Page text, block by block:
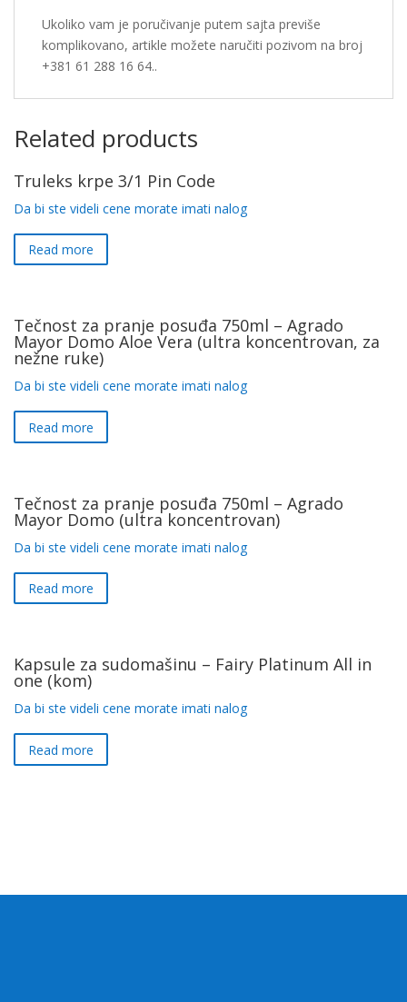
Ukoliko vam je poručivanje putem sajta previše
komplikovano, artikle možete naručiti pozivom na broj
+381 61 288 16 64..
Related products
Truleks krpe 3/1 Pin Code
Da bi ste videli cene morate imati nalog
Read more
Tečnost za pranje posuđa 750ml – Agrado
Mayor Domo Aloe Vera (ultra koncentrovan, za
nežne ruke)
Da bi ste videli cene morate imati nalog
Read more
Tečnost za pranje posuđa 750ml – Agrado
Mayor Domo (ultra koncentrovan)
Da bi ste videli cene morate imati nalog
Read more
Kapsule za sudomašinu – Fairy Platinum All in
one (kom)
Da bi ste videli cene morate imati nalog
Read more